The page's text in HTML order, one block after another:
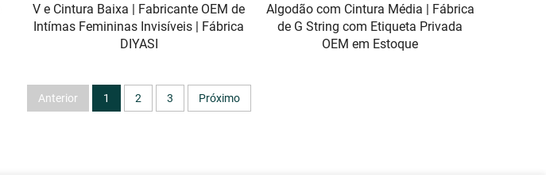
V e Cintura Baixa | Fabricante OEM de
Intímas Femininas Invisíveis | Fábrica
DIYASI
Algodão com Cintura Média | Fábrica
de G String com Etiqueta Privada
OEM em Estoque
Anterior 1 2 3 Próximo